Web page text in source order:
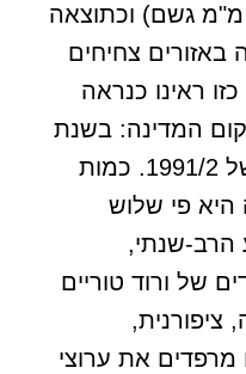
ענק" (בכל סופה 31 -56 מ"מ גשם) וכתוצאה
באזורים צחיחים
כזו ראינו כנראה
המדינה: בשנת
1981/2 וב"שנת השיא" של 1991/2. כמות
היא פי שלוש
הרב-שנתי,
של ורוד טוריים
ציפורנית,
מרפדים את ערוצי